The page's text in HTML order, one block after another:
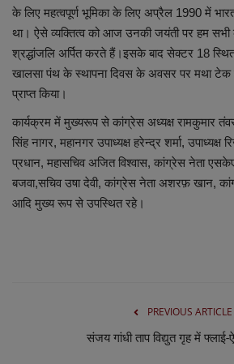
रोजगार
NEWS
वीडियो
टेक वर्ल्ड
लाइफस्टाइल
Advertise with us
के लिए महत्वपूर्ण भूमिका के लिए अप्रैल 1990 में
था। ऐसे व्यक्तित्व को आज उनकी जयंती पर हम
श्रद्धांजलि अर्पित करते हैं।इसके बाद सेक्टर 18 स्थित
खालसा पंथ के स्थापना दिवस के अवसर पर मथा टेक
प्राप्त किया।
कार्यक्रम में मुख्यरूप से कांग्रेस अध्यक्ष रामकुमार
सिंह नागर, महानगर उपाध्यक्ष हरेन्द्र शर्मा, उपाध्यक्ष
प्रधान, महासचिव अजित विश्वास, कांग्रेस नेता
बजवा,सचिव उषा देवी, कांग्रेस नेता अशरफ़ खान,
आदि मुख्य रूप से उपस्थित रहे।
PREVIOUS ARTICLE
संजय गांधी ताप विद्युत गृह में फ्लाई-